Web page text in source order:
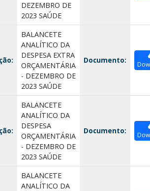
DEZEMBRO DE
2023 SAÚDE
BALANCETE
ANALÍTICO DA
DESPESA EXTRA
ORÇAMENTÁRIA
- DEZEMBRO DE
2023 SAÚDE
Documento:
BALANCETE
ANALÍTICO DA
DESPESA
ORÇAMENTÁRIA
- DEZEMBRO DE
2023 SAÚDE
Documento:
BALANCETE
ANALÍTICO DA